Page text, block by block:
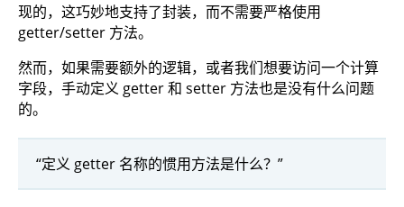
现的，这巧妙地支持了封装，而不需要严格使用
getter/setter 方法。
然而，如果需要额外的逻辑，或者我们想要访问一个计算
字段，手动定义 getter 和 setter 方法也是没有什么问题
的。
“定义 getter 名称的惯用方法是什么？”